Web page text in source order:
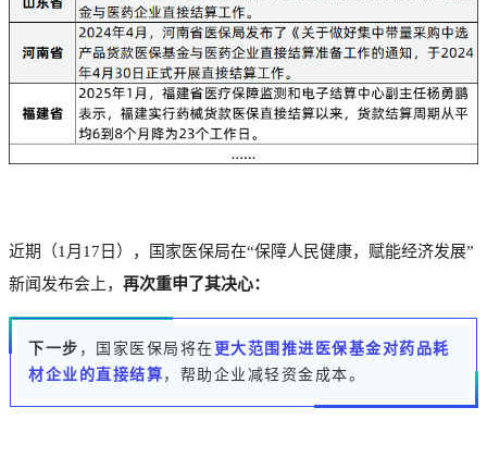
近期（1月17日），国家医保局在“保障人民健康，赋能经济发展”
新闻发布会上， 再次重申了其决心：
下一步 ，国家医保局将在 更大范围推进医保基金对药品耗
材企业的直接结算 ，帮助企业减轻资金成本。